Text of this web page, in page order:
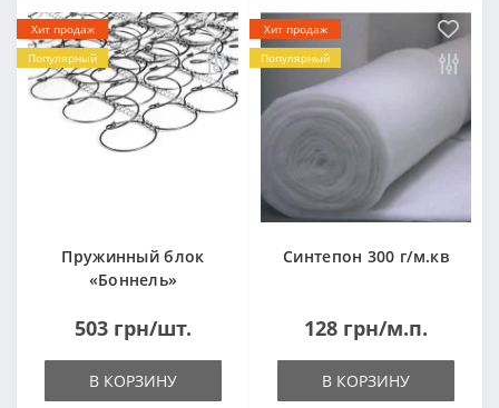
Хит продаж
Популярный
Пружинный блок
«Боннель»
503 грн/шт.
В КОРЗИНУ
Хит продаж
Популярный
Синтепон 300 г/м.кв
128 грн/м.п.
В КОРЗИНУ